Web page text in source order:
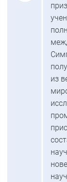
из